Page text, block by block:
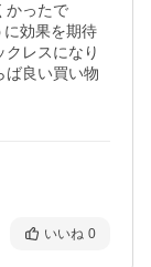
かったで
効果を期待
クレスになり
ば良い買い物
いいね 0